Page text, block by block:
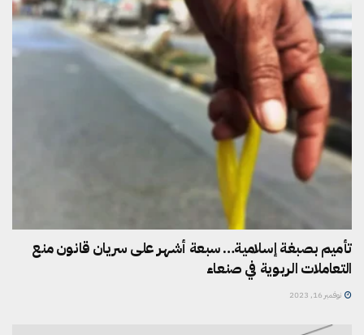
تأميم بصبغة إسلامية… سبعة أشهر على سريان قانون منع
التعاملات الربوية في صنعاء
نوفمبر 16, 2023